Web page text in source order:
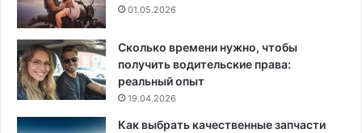
01.05.2026
Сколько времени нужно, чтобы
получить водительские права:
реальный опыт
19.04.2026
Как выбрать качественные запчасти